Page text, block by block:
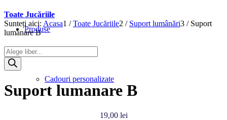
Produse
Cadouri personalizate
Toate Jucăriile
Sunteți aici: Acasa1 / Toate Jucăriile2 / Suport lumânări3 / Suport
lumanare B
Products
search
Suport lumanare B
19,00 lei